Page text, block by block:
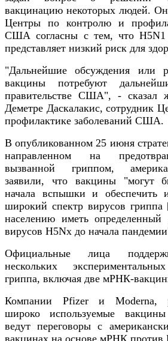
вакцинацию некоторых людей. Он
Центры по контролю и
США согласны с тем, что H5N1
представляет низкий риск для
"Дальнейшие обсуждения или
вакцины потребуют
правительстве США", - сказал
Деметре Даскалакис, сотрудник
профилактике заболеваний США.
В опубликованном 25 июня
направленном на
вызванной гриппом,
заявили, что вакцины "могут
начала вспышки и обеспечить
широкий спектр вирусов гриппа
населению иметь
вирусов H5Nx до начала
Официальные лица
нескольких
гриппа, включая две мРНК-
Компании Pfizer и Moderna,
широко используемые
ведут переговоры с
вакцинах на основе мРНК против